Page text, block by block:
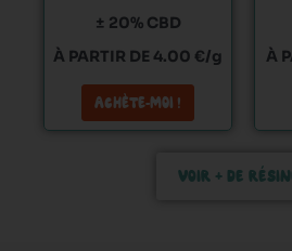
± 20% CBD
À PARTIR DE 4.00 €/g
ACHÈTE-MOI !
sur
page
du
produit
À
VOIR + DE